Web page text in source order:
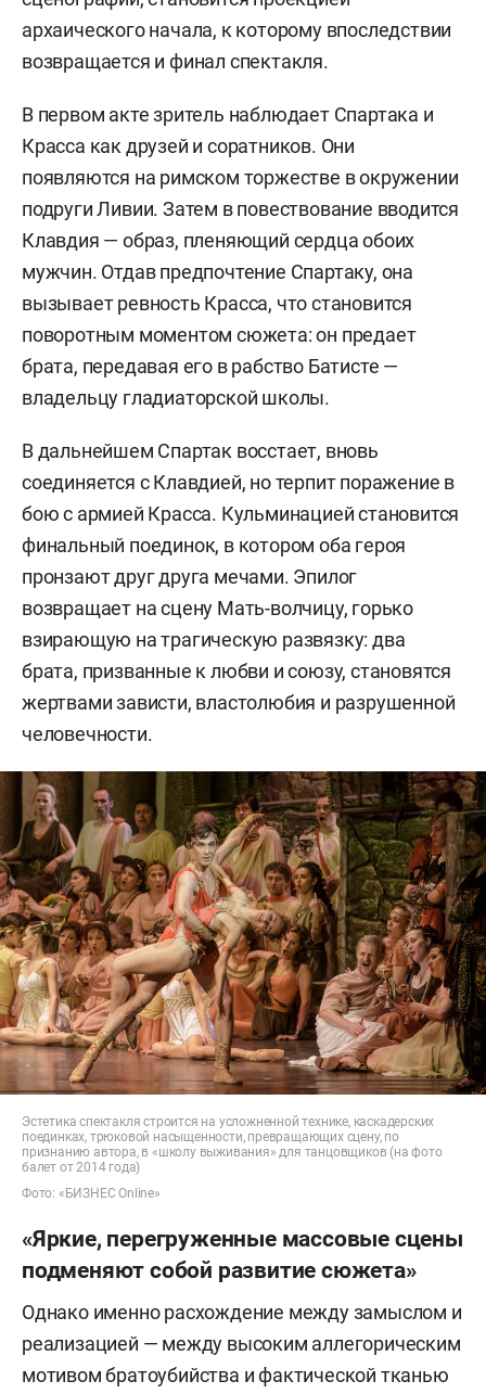
архаического начала, к которому впоследствии
возвращается и финал спектакля.
В первом акте зритель наблюдает Спартака и
Красса как друзей и соратников. Они
появляются на римском торжестве в окружении
подруги Ливии. Затем в повествование вводится
Клавдия — образ, пленяющий сердца обоих
мужчин. Отдав предпочтение Спартаку, она
вызывает ревность Красса, что становится
поворотным моментом сюжета: он предает
брата, передавая его в рабство Батисте —
владельцу гладиаторской школы.
В дальнейшем Спартак восстает, вновь
соединяется с Клавдией, но терпит поражение в
бою с армией Красса. Кульминацией становится
финальный поединок, в котором оба героя
пронзают друг друга мечами. Эпилог
возвращает на сцену Мать-волчицу, горько
взирающую на трагическую развязку: два
брата, призванные к любви и союзу, становятся
жертвами зависти, властолюбия и разрушенной
человечности.
Эстетика спектакля строится на усложненной технике, каскадерских
поединках, трюковой насыщенности, превращающих сцену, по
признанию автора, в «школу выживания» для танцовщиков (на фото
балет от 2014 года)
Фото: «БИЗНЕС Online»
«Яркие, перегруженные массовые сцены
подменяют собой развитие сюжета»
Однако именно расхождение между замыслом и
реализацией — между высоким аллегорическим
мотивом братоубийства и фактической тканью